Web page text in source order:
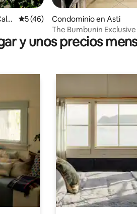
Calificación promedio: 5 de 5; 46
5 (46)
Condominio en Asti
The Bumbunin
corazón de Asti
y unos precios